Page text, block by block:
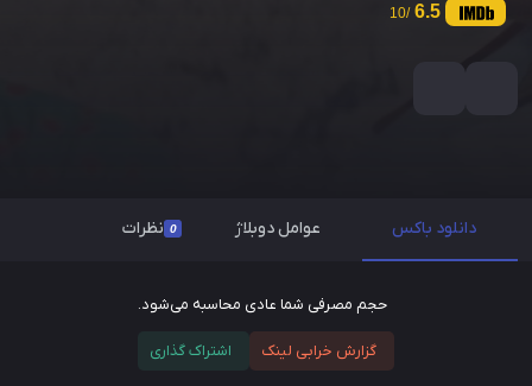
6.5
/10
دانلود باکس عوامل دوبلاژ 0 نظرات
حجم مصرفی شما عادی محاسبه می‌شود.
گزارش خرابی لینک اشتراک گذاری